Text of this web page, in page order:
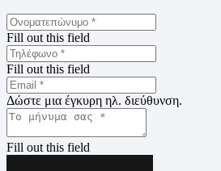
Fill out this field
Fill out this field
Δώστε μια έγκυρη ηλ. διεύθυνση.
Fill out this field